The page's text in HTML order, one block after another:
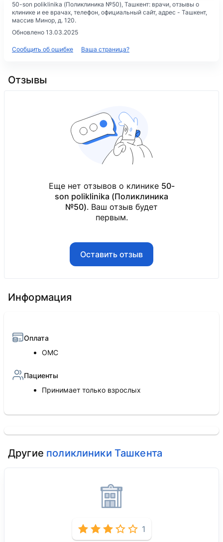
50-son poliklinika (Поликлиника №50), Ташкент: врачи, отзывы о
клинике и ее врачах, телефон, официальный сайт, адрес - Ташкент,
массив Минор, д. 120.
Обновлено 13.03.2025
Сообщить об ошибке Ваша страница?
Отзывы
Еще нет отзывов о клинике 50-
son poliklinika (Поликлиника
№50). Ваш отзыв будет
первым.
Оставить отзыв
Информация
Оплата
ОМС
Пациенты
Принимает только взрослых
Другие поликлиники Ташкента
1